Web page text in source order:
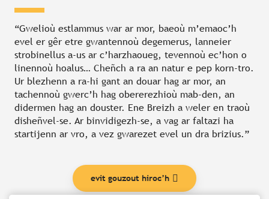
“Gwelioù estlammus war ar mor, baeoù m’emaoc’h
evel er gêr etre gwantennoù degemerus, lanneier
strobinellus a-us ar c’harzhaoueg, tevennoù ec’hon o
linennoù hoalus… Cheñch a ra an natur e pep korn-tro.
Ur blezhenn a ra-hi gant an douar hag ar mor, an
tachennoù gwerc’h hag obererezhioù mab-den, an
didermen hag an douster. Ene Breizh a weler en traoù
disheñvel-se. Ar binvidigezh-se, a vag ar faltazi ha
startijenn ar vro, a vez gwarezet evel un dra brizius.”
evit gouzout hiroc’h